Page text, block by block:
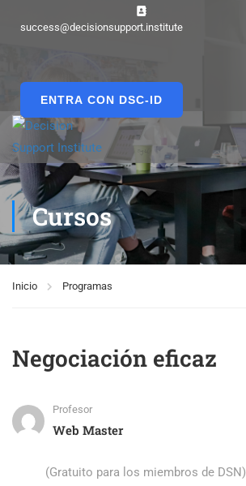
success@decisionsupport.institute
ENTRA CON DSC-ID
Cursos
Inicio Programas
Negociación eficaz
Profesor
Web Master
(Gratuito para los miembros de DSN)